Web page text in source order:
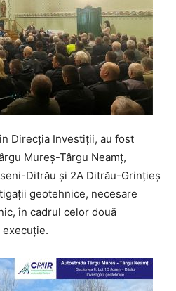
Direcția Investiții, au fost
Mureș-Târgu Neamț,
Ditrău și 2A Ditrău-Grințieș
geotehnice, necesare
în cadrul celor două